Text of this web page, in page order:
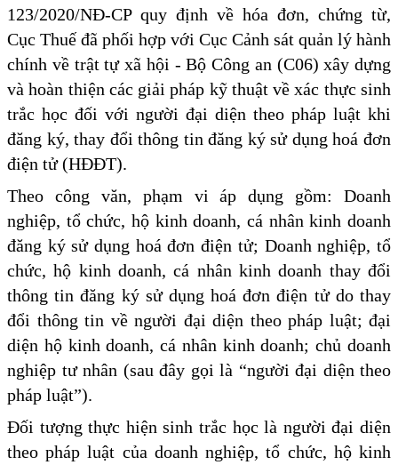
123/2020/NĐ-CP quy định về hóa đơn, chứng từ,
Cục Thuế đã phối hợp với Cục Cảnh sát quản lý hành
chính về trật tự xã hội - Bộ Công an (C06) xây dựng
và hoàn thiện các giải pháp kỹ thuật về xác thực sinh
trắc học đối với người đại diện theo pháp luật khi
đăng ký, thay đổi thông tin đăng ký sử dụng hoá đơn
điện tử (HĐĐT).
Theo công văn, phạm vi áp dụng gồm: Doanh
nghiệp, tổ chức, hộ kinh doanh, cá nhân kinh doanh
đăng ký sử dụng hoá đơn điện tử; Doanh nghiệp, tổ
chức, hộ kinh doanh, cá nhân kinh doanh thay đổi
thông tin đăng ký sử dụng hoá đơn điện tử do thay
đổi thông tin về người đại diện theo pháp luật; đại
diện hộ kinh doanh, cá nhân kinh doanh; chủ doanh
nghiệp tư nhân (sau đây gọi là “người đại diện theo
pháp luật”).
Đối tượng thực hiện sinh trắc học là người đại diện
theo pháp luật của doanh nghiệp, tổ chức, hộ kinh